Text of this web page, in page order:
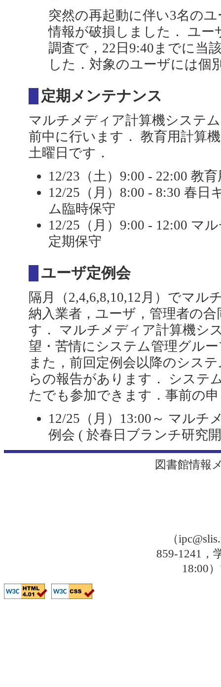
突然の再起動に伴い3名の
情報が破損しました． ユ
調査で，22日9:40までに当
した．対象のユーザには個
定期メンテナンス
マルチメディア計算機システ
前中に行います． 教育用計算
土曜日です．
12/23（土）9:00 - 22:00 教
12/25（月）8:00 - 8:30 春
ム臨時保守
12/25（月）9:00 - 12:00 マ
定期保守
ユーザ定例会
隔月（2,4,6,8,10,12月）でマル
納入業者，ユーザ，管理者の
す． マルチメディア計算機シ
望・苦情にシステム管理グル
また，前回定例会以降のシス
らの報告があります． システ
たでも参加できます．事前の
12/25（月）13:00～ マルチ
例会 ( 於春日ブランチ研究
図書館情報
（
859-1241，
18:00